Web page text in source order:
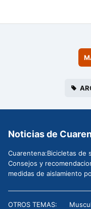
Noticias de
Cuarentena:Bicicletas de
Consejos y
medidas de aislamiento
OTROS TEMAS: